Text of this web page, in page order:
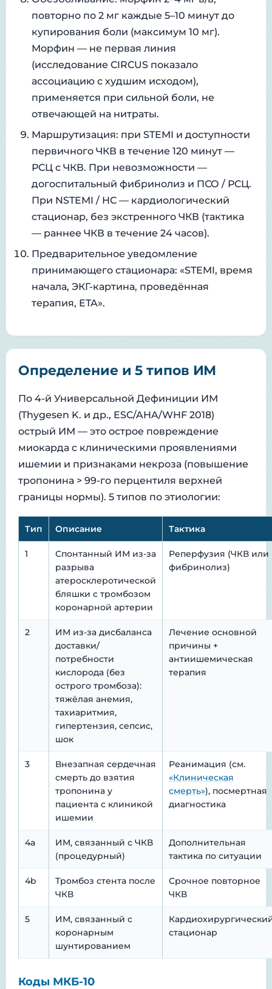
повторно по 2 мг каждые 5–10 минут до
купирования боли (максимум 10 мг).
Морфин — не первая линия
(исследование CIRCUS показало
ассоциацию с худшим исходом),
применяется при сильной боли, не
отвечающей на нитраты.
Маршрутизация: при STEMI и доступности
первичного ЧКВ в течение 120 минут —
РСЦ с ЧКВ. При невозможности —
догоспитальный фибринолиз и ПСО / РСЦ.
При NSTEMI / НС — кардиологический
стационар, без экстренного ЧКВ (тактика
— раннее ЧКВ в течение 24 часов).
Предварительное уведомление
принимающего стационара: «STEMI, время
начала, ЭКГ-картина, проведённая
терапия, ETA».
Определение и 5 типов ИМ
По 4-й Универсальной Дефиниции ИМ
(Thygesen K. и др., ESC/AHA/WHF 2018)
острый ИМ — это острое повреждение
миокарда с клиническими проявлениями
ишемии и признаками некроза (повышение
тропонина > 99-го перцентиля верхней
границы нормы). 5 типов по этиологии:
Тип Описание Тактика
1
Спонтанный ИМ из-за
разрыва
атеросклеротической
бляшки с тромбозом
коронарной артерии
Реперфузия (ЧКВ или
фибринолиз)
2
ИМ из-за дисбаланса
доставки/
потребности
кислорода (без
острого тромбоза):
тяжёлая анемия,
тахиаритмия,
гипертензия, сепсис,
шок
Лечение основной
причины +
антиишемическая
терапия
3
Внезапная сердечная
смерть до взятия
тропонина у
пациента с клиникой
ишемии
Реанимация (см.
«Клиническая
смерть»), посмертная
диагностика
4a
ИМ, связанный с ЧКВ
(процедурный)
Дополнительная
тактика по ситуации
4b
Тромбоз стента после
ЧКВ
Срочное повторное
ЧКВ
5
ИМ, связанный с
коронарным
шунтированием
стационар
Коды МКБ-10